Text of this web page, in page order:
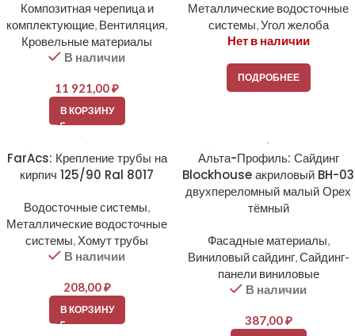
Композитная черепица и
комплектующие, Вентиляция,
Кровельные материалы
В наличии
11 921,00₽
В КОРЗИНУ
Металлические водосточные
системы,Угол желоба
Нет в наличии
ПОДРОБНЕЕ
FarAcs: Крепление трубы на
кирпич 125/90 Ral 8017
Водосточные системы,
Металлические водосточные
системы, Хомут трубы
В наличии
208,00₽
В КОРЗИНУ
Альта-Профиль: Сайдинг
Blockhouse акриловый BH-03
двухпереломный малый Орех
тёмный
Фасадные материалы,
Виниловый сайдинг,Сайдинг-
панели виниловые
В наличии
387,00₽